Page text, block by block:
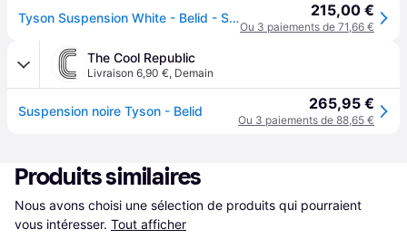
Tyson Suspension White - Belid - Salle à manger - Métal 215,00 €
Ou 3 paiements de 71,66 €
The Cool Republic
Livraison 6,90 €, Demain
Suspension noire Tyson - Belid 265,95 €
Ou 3 paiements de 88,65 €
Produits similaires
Nous avons choisi une sélection de produits qui pourraient
vous intéresser. Tout afficher